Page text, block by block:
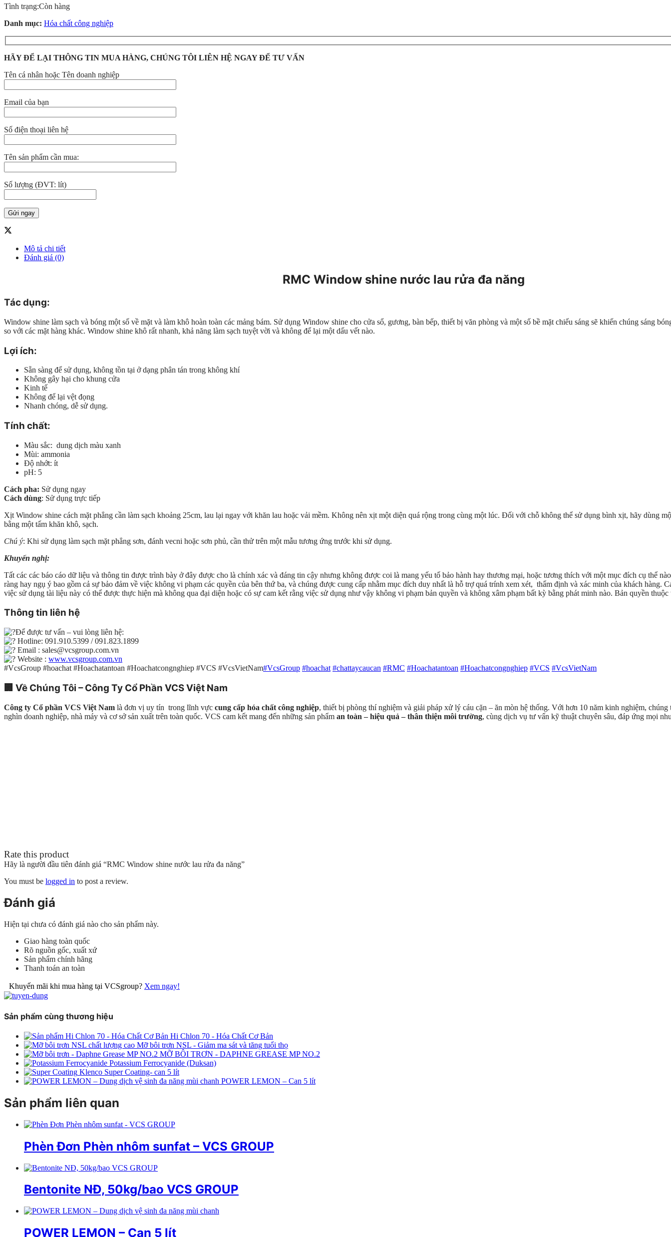
Tình trạng:Còn hàng
Danh mục: Hóa chất công nghiệp
HÃY ĐỂ LẠI THÔNG TIN MUA HÀNG, CHÚNG TÔI LIÊN HỆ NGAY ĐỂ TƯ VẤN
Tên cá nhân hoặc Tên doanh nghiệp
Email của bạn
Số điện thoại liên hệ
Tên sản phẩm cần mua:
Số lượng (ĐVT: lít)
Mô tả chi tiết
Đánh giá (0)
RMC Window shine nước lau rửa đa năng
Tác dụng:
Window shine làm sạch và bóng một số về mặt và làm khô hoàn toàn các mảng bám. Sử dụng Window shine cho cửa sổ, gương, bàn bếp, thiết bị văn phòng và một số bề mặt chiếu sáng sẽ khiến chúng sáng
so với các mặt hàng khác. Window shine khô rất nhanh, khả năng làm sạch tuyệt vời và không để lại một dấu vết nào.
Lợi ích:
Sẵn sàng để sử dụng, không tồn tại ở dạng phân tán trong không khí
Không gây hại cho khung cửa
Kinh tế
Không để lại vệt đọng
Nhanh chóng, dễ sử dụng.
Tính chất:
Màu sắc: dung dịch màu xanh
Mùi: ammonia
Độ nhớt: ít
pH: 5
Cách pha: Sử dụng ngay
Cách dùng: Sử dụng trực tiếp
Xịt Window shine cách mặt phẳng cần làm sạch khoảng 25cm, lau lại ngay với khăn lau hoặc vải mềm. Không nên xịt một diện quá rộng trong cùng một lúc. Đối với chỗ không thể sử dụng bình xịt, hãy dùng
bằng một tấm khăn khô, sạch.
Chú ý: Khi sử dụng làm sạch mặt phẳng sơn, đánh vecni hoặc sơn phủ, cần thử trên một mẫu tương ứng trước khi sử dụng.
Khuyến nghị:
Tất các các báo cáo dữ liệu và thông tin được trình bày ở đây được cho là chính xác và đáng tin cậy nhưng không được coi là mang yếu tố bảo hành hay thương mại, hoặc tương thích với một mục đích cụ thể
ràng hay ngụ ý bao gồm cả sự bảo đảm về việc không vi phạm các quyền của bên thứ ba, và chúng được cung cấp nhằm mục đích duy nhất là hỗ trợ quá trính xem xét, thẩm định và xác minh của khách hàng.
việc sử dụng tài liệu này có thể được thực hiện mà không qua đại diện hoặc có sự cam kết rằng việc sử dụng như vậy không vi phạm bản quyền và không xâm phạm bất kỳ bằng phát minh nào. Bản quyền
Thông tin liên hệ
Để được tư vấn – vui lòng liên hệ:
Hotline: 091.910.5399 / 091.823.1899
Email : sales@vcsgroup.com.vn
Website : www.vcsgroup.com.vn
#VcsGroup #hoachat #Hoachatantoan #Hoachatcongnghiep #VCS #VcsVietNam#VcsGroup #hoachat #chattaycaucan #RMC #Hoachatantoan #Hoachatcongnghiep #VCS #VcsVietNam
🏢 Về Chúng Tôi – Công Ty Cổ Phần VCS Việt Nam
Công ty Cổ phần VCS Việt Nam là đơn vị uy tín trong lĩnh vực cung cấp hóa chất công nghiệp, thiết bị phòng thí nghiệm và giải pháp xử lý cáu cặn – ăn mòn hệ thống. Với hơn 10 năm kinh nghiệm,
nghìn doanh nghiệp, nhà máy và cơ sở sản xuất trên toàn quốc. VCS cam kết mang đến những sản phẩm an toàn – hiệu quả – thân thiện môi trường, cùng dịch vụ tư vấn kỹ thuật chuyên sâu, đáp ứng mọi
Rate this product
Hãy là người đầu tiên đánh giá “RMC Window shine nước lau rửa đa năng”
You must be logged in to post a review.
Đánh giá
Hiện tại chưa có đánh giá nào cho sản phẩm này.
Giao hàng toàn quốc
Rõ nguồn gốc, xuất xứ
Sản phẩm chính hãng
Thanh toán an toàn
Khuyến mãi khi mua hàng tại VCSgroup? Xem ngay!
Sản phẩm cùng thương hiệu
Hi Chlon 70 - Hóa Chất Cơ Bản
Mỡ bôi trơn NSL - Giảm ma sát và tăng tuổi thọ
MỠ BÔI TRƠN - DAPHNE GREASE MP NO.2
Potassium Ferrocyanide (Duksan)
Klenco Super Coating- can 5 lít
POWER LEMON – Can 5 lít
Sản phẩm liên quan
Phèn Đơn Phèn nhôm sunfat – VCS GROUP
Bentonite NĐ, 50kg/bao VCS GROUP
POWER LEMON – Can 5 lít